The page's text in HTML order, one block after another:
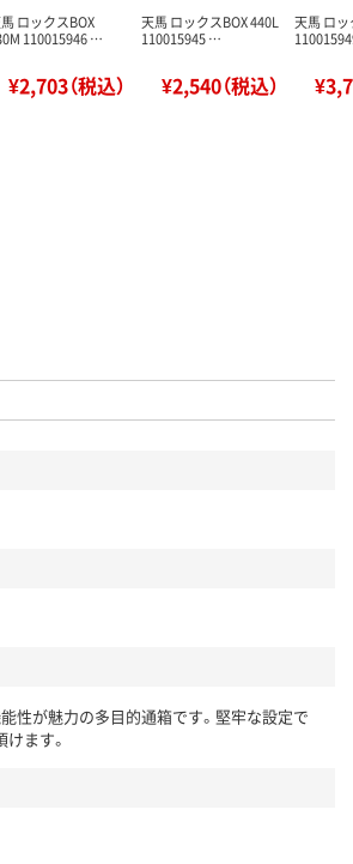
ロックスBOX
110015946 …
¥2,703（税込）
天馬 ロックスBOX 440L
110015945 …
¥2,540（税込）
天馬 ロッ
性が魅力の多目的通箱です。堅牢な設定で
ます。